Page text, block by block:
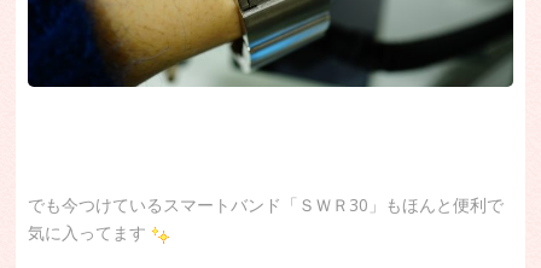
でも今つけているスマートバンド「ＳＷＲ30」もほんと便利で
気に入ってます